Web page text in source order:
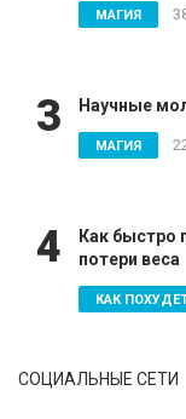
МАГИЯ
3 Научные
МАГИЯ
4
Как быстро
потери веса
КАК
СОЦИАЛЬНЫЕ СЕТИ